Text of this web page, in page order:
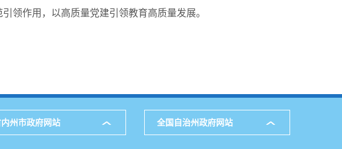
领作用，以高质量党建引领教育高质量发展。
州市政府网站 全国自治州政府网站